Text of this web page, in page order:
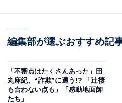
編集部が選ぶおすすめ記
「不審点はたくさんあった」田
丸麻紀、“詐欺”に遭う!? 「辻褄
も合わない点も」「感動地面師
たち」